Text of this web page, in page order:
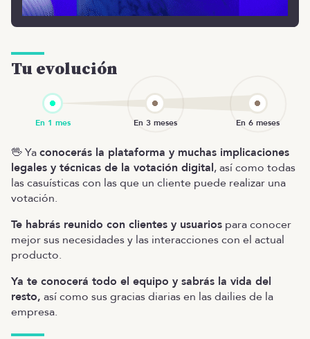
Tu evolución
🖖 Yaconocerás la plataforma y muchas implicaciones
legales y técnicas de la votación digital, así como todas
las casuísticas con las que un cliente puede realizar una
votación.
Te habrás reunido con clientes y usuarios para conocer
mejor sus necesidades y las interacciones con el actual
producto.
Ya te conocerá todo el equipo y sabrás la vida del
resto, así como sus gracias diarias en las dailies de la
empresa.